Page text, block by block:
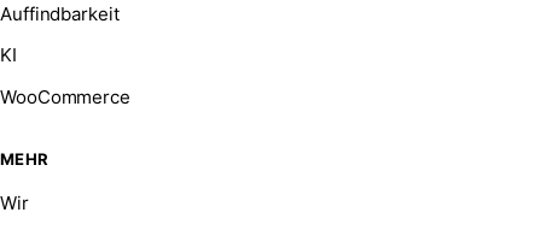
Auffindbarkeit
KI
WooCommerce
MEHR
Wir